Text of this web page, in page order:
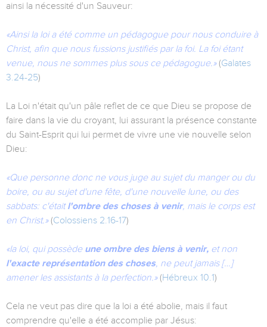
ainsi la nécessité d'un Sauveur:
«Ainsi la loi a été comme un pédagogue pour nous conduire à
Christ, afin que nous fussions justifiés par la foi. La foi étant
venue, nous ne sommes plus sous ce pédagogue.»(Galates
3.24-25)
La Loi n'était qu'un pâle reflet de ce que Dieu se propose de
faire dans la vie du croyant, lui assurant la présence constante
du Saint-Esprit qui lui permet de vivre une vie nouvelle selon
Dieu:
«Que personne donc ne vous juge au sujet du manger ou du
boire, ou au sujet d'une fête, d'une nouvelle lune, ou des
sabbats: c'étaitl'ombre des choses à venir, mais le corps est
en Christ.»(Colossiens 2.16-17)
«la loi, qui possède une ombre des biens à venir, et non
l'exacte représentation des choses, ne peut jamais […]
amener les assistants à la perfection.»(Hébreux 10.1)
Cela ne veut pas dire que la loi a été abolie, mais il faut
comprendre qu'elle a été accomplie par Jésus: